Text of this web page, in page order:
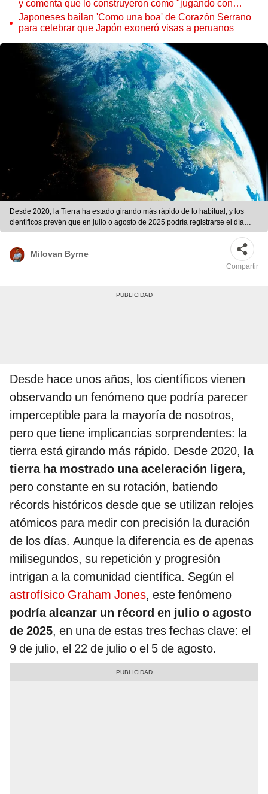
y comenta que lo construyeron como "jugando con
legos": "Muy irregular"
Japoneses bailan 'Como una boa' de Corazón Serrano
para celebrar que Japón exoneró visas a peruanos
Desde 2020, la Tierra ha estado girando más rápido de lo habitual, y los
científicos prevén que en julio o agosto de 2025 podría registrarse el día
más corto jamás medido. Foto: Artur Plawgo/ Science Photo Lib
Milovan Byrne
Compartir
Desde hace unos años, los científicos vienen
observando un fenómeno que podría parecer
imperceptible para la mayoría de nosotros,
pero que tiene implicancias sorprendentes: la
tierra está girando más rápido. Desde 2020, la
tierra ha mostrado una aceleración ligera,
pero constante en su rotación, batiendo
récords históricos desde que se utilizan relojes
atómicos para medir con precisión la duración
de los días. Aunque la diferencia es de apenas
milisegundos, su repetición y progresión
intrigan a la comunidad científica. Según el
astrofísico Graham Jones, este fenómeno
podría alcanzar un récord en julio o agosto
de 2025, en una de estas tres fechas clave: el
9 de julio, el 22 de julio o el 5 de agosto.